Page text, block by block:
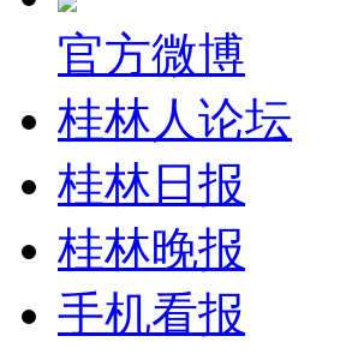
官方微博
桂林人论坛
桂林日报
桂林晚报
手机看报